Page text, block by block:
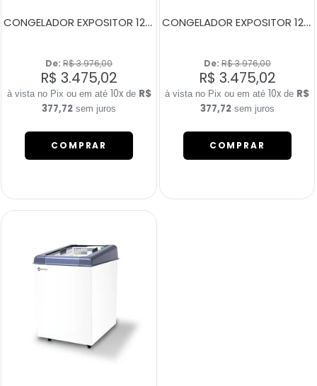
CONGELADOR EXPOSITOR 120 LITROS NEW SLIM 150 BIVOLT AMARELO
De: R$ 3.976,00
R$ 3.475,02
10xde R$
377,72 sem juros
COMPRAR
CONGELADOR EXPOSITOR 120 LITROS NEW SLIM 150 BIVOLT BRANCO
De: R$ 3.976,00
R$ 3.475,02
10x de R$
377,72sem juros
COMPRAR